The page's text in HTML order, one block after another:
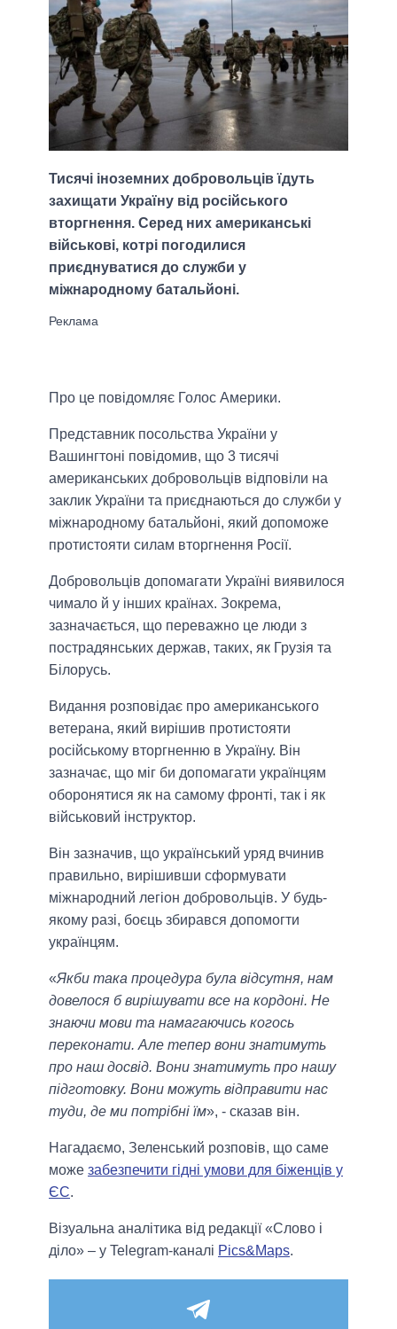
Тисячі іноземних добровольців їдуть
захищати Україну від російського
вторгнення. Серед них американські
військові, котрі погодилися
приєднуватися до служби у
міжнародному батальйоні.
Про це повідомляє Голос Америки.
Представник посольства України у
Вашингтоні повідомив, що 3 тисячі
американських добровольців відповіли на
заклик України та приєднаються до служби у
міжнародному батальйоні, який допоможе
протистояти силам вторгнення Росії.
Добровольців допомагати Україні виявилося
чимало й у інших країнах. Зокрема,
зазначається, що переважно це люди з
пострадянських держав, таких, як Грузія та
Білорусь.
Видання розповідає про американського
ветерана, який вирішив протистояти
російському вторгненню в Україну. Він
зазначає, що міг би допомагати українцям
оборонятися як на самому фронті, так і як
військовий інструктор.
Він зазначив, що український уряд вчинив
правильно, вирішивши сформувати
міжнародний легіон добровольців. У будь-
якому разі, боєць збирався допомогти
українцям.
«Якби така процедура була відсутня, нам
довелося б вирішувати все на кордоні. Не
знаючи мови та намагаючись когось
переконати. Але тепер вони знатимуть
про наш досвід. Вони знатимуть про нашу
підготовку. Вони можуть відправити нас
туди, де ми потрібні їм», - сказав він.
Нагадаємо, Зеленський розповів, що саме
може забезпечити гідні умови для біженців у
ЄС.
Візуальна аналітика від редакції «Слово і
діло» – у Telegram-каналі Pics&Maps.